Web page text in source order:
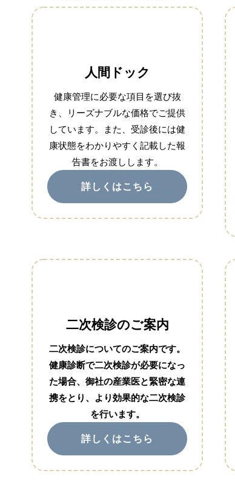
人間ドック
健康管理に必要な項目を選び抜
き、リーズナブルな価格でご提供
しています。また、受診後には健
康状態をわかりやすく記載した報
告書をお渡しします。
詳しくはこちら
二次検診のご案内
二次検診についてのご案内です。
健康診断で二次検診が必要になっ
た場合、御社の産業医と緊密な連
携をとり、より効果的な二次検診
を行います。
詳しくはこちら